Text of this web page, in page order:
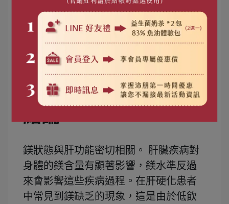
法。
對於C型肝炎的研究中顯示，鎂補充劑可
以透過結合C型肝炎病毒NS3 helicase來
防止C型肝炎病毒的複製。[27]
結論
鎂狀態與肝功能密切相關。 肝臟疾病對
身體的鎂含量有顯著影響，鎂水準反過
來會影響這些疾病過程。在肝硬化患者
中常見到鎂缺乏的現象，這是由於低飲